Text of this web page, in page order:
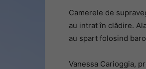
Camerele de
au intrat în clădire.
au spart folosind
Vanessa Carioggia,